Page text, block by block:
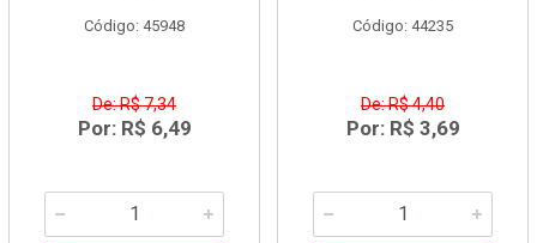
Código: 45948
De: R$ 7,34
Por: R$ 6,49
Código: 44235
De: R$ 4,40
Por: R$ 3,69